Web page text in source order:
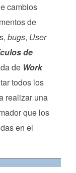
cambios
de
bugs, User
de
de Work
todos los
realizar una
que los
en el